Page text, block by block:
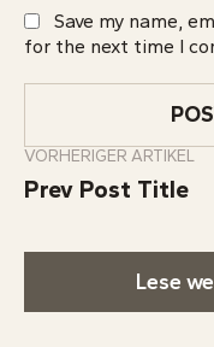
Save my name,
for the next time I
VORHERIGER ARTIKEL
Prev Post Title
Lese